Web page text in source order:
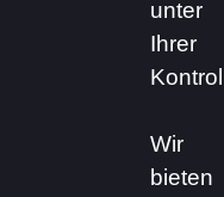
unter
Ihrer
Wir
bieten